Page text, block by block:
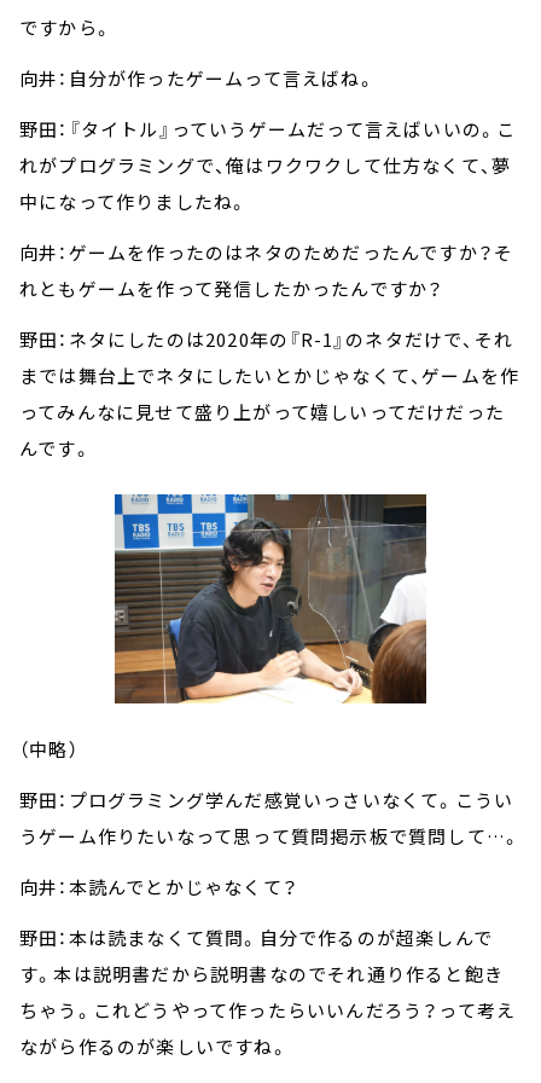
ですから。
向井：自分が作ったゲームって言えばね。
野田：『タイトル』っていうゲームだって言えばいいの。こ
れがプログラミングで、俺はワクワクして仕方なくて、夢
中になって作りましたね。
向井：ゲームを作ったのはネタのためだったんですか？そ
れともゲームを作って発信したかったんですか？
野田：ネタにしたのは2020年の『R-1』のネタだけで、それ
までは舞台上でネタにしたいとかじゃなくて、ゲームを作
ってみんなに見せて盛り上がって嬉しいってだけだった
んです。
（中略）
野田：プログラミング学んだ感覚いっさいなくて。こうい
うゲーム作りたいなって思って質問掲示板で質問して…。
向井：本読んでとかじゃなくて？
野田：本は読まなくて質問。自分で作るのが超楽しんで
す。本は説明書だから説明書なのでそれ通り作ると飽き
ちゃう。これどうやって作ったらいいんだろう？って考え
ながら作るのが楽しいですね。